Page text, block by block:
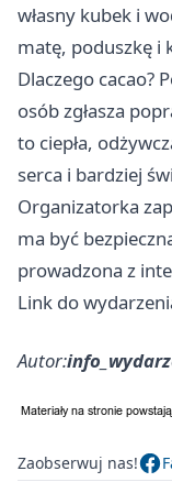
własny kubek i
matę, poduszkę i
Dlaczego cacao?
osób zgłasza
to ciepła,
serca i bardziej
Organizatorka
ma być
prowadzona z
Link do
Autor:
Zaobserwuj nas!